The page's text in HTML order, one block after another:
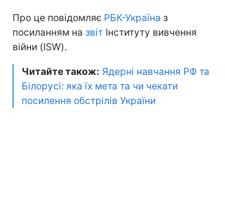
Про це повідомляє РБК-Україна з
посиланням на звіт Інституту вивчення
війни (ISW).
Читайте також: Ядерні навчання РФ та
Білорусі: яка їх мета та чи чекати
посилення обстрілів України